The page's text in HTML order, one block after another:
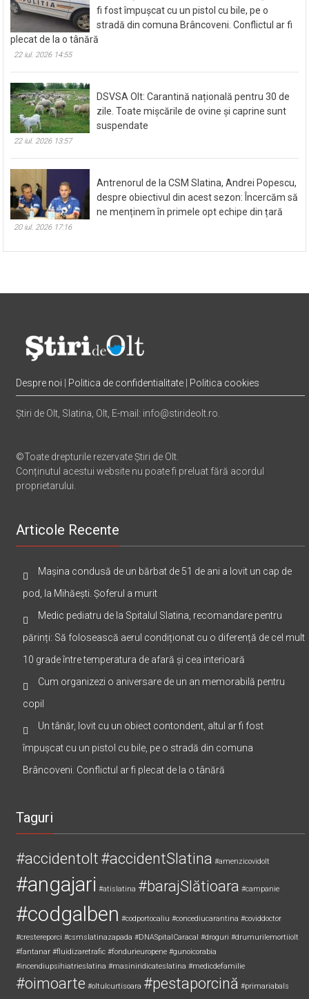
fi fost împușcat cu un pistol cu bile, pe o
stradă din comuna Brâncoveni. Conflictul ar fi
plecat de la o tânără
22 iul. 2026 14:55
DSVSA Olt: Carantină națională pentru 30 de
zile. Toate mișcările de ovine și caprine sunt
suspendate
22 iul. 2026 13:57
Antrenorul de la CSM Slatina, Andrei Popescu,
despre obiectivul din acest sezon: Încercăm să
ne menținem în primele opt echipe din țară
20 iul. 2026 17:16
Despre noi Politica de confidentialitate Politica cookies
Știri de Olt, Slatina, Olt, E-mail: info@stirideolt.ro.
©Toate drepturile rezervate Știri de Olt.
Conținutul acestui website nu poate fi preluat fără acordul
proprietarului.
Articole Recente
Mașina condusă de un bărbat de 51 de ani a lovit un cap de
pod, la Mihăești. Șoferul a murit
Medic pediatru de la Spitalul Slatina, recomandare pentru
părinți: Să folosească aerul condiționat cu o diferență de cel mult
10 grade între temperatura de afară și cea interioară
Cum organizezi o aniversare de un an memorabilă pentru
copil
Un tânăr, lovit cu un obiect contondent, altul ar fi fost
împușcat cu un pistol cu bile, pe o stradă din comuna
Brâncoveni. Conflictul ar fi plecat de la o tânără
Taguri
#accidentolt #accidentSlatina #amenzicovidolt
#angajari #atislatina #barajSlătioara #campanie
#codgalben #codportocaliu #concediucarantina #coviddoctor
#crestereporci #csmslatinazapada #DNASpitalCaracal #droguri #drumurilemortiiolt
#fantanar #fluidizaretrafic #fondurieuropene #gunoicorabia
#incendiupsihiatrieslatina #masiniridicateslatina #medicdefamilie
#oimoarte #oltulcurtisoara #pestaporcină #primariabals